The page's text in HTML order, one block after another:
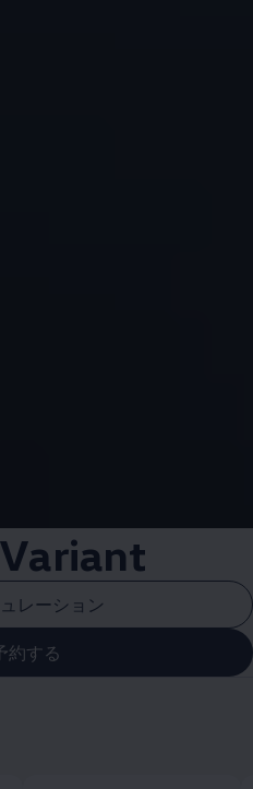
レーション
約する